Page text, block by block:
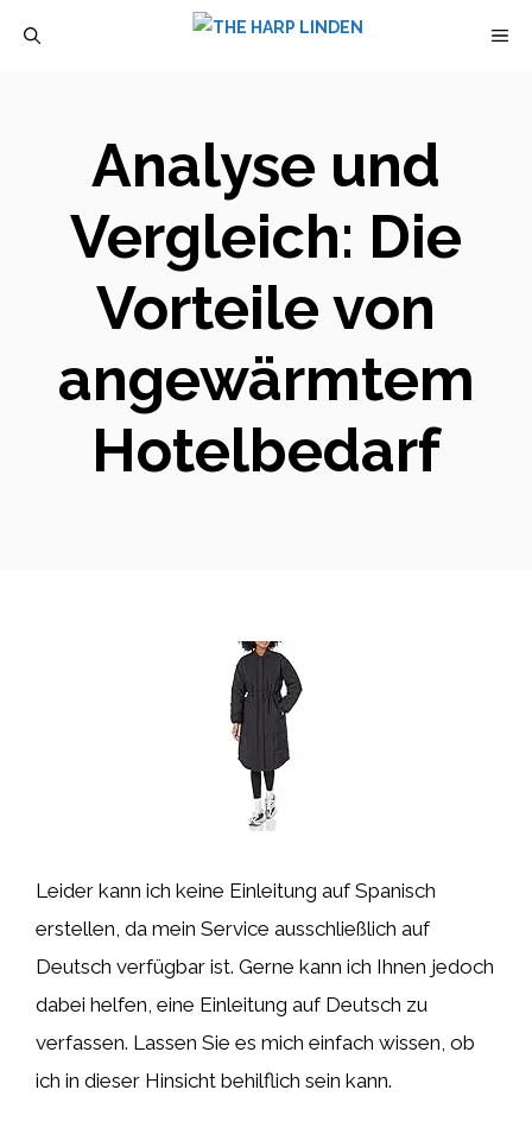
Analyse und
Vergleich: Die
Vorteile von
angewärmtem
Hotelbedarf
Leider kann ich keine Einleitung auf Spanisch
erstellen, da mein Service ausschließlich auf
Deutsch verfügbar ist. Gerne kann ich Ihnen jedoch
dabei helfen, eine Einleitung auf Deutsch zu
verfassen. Lassen Sie es mich einfach wissen, ob
ich in dieser Hinsicht behilflich sein kann.